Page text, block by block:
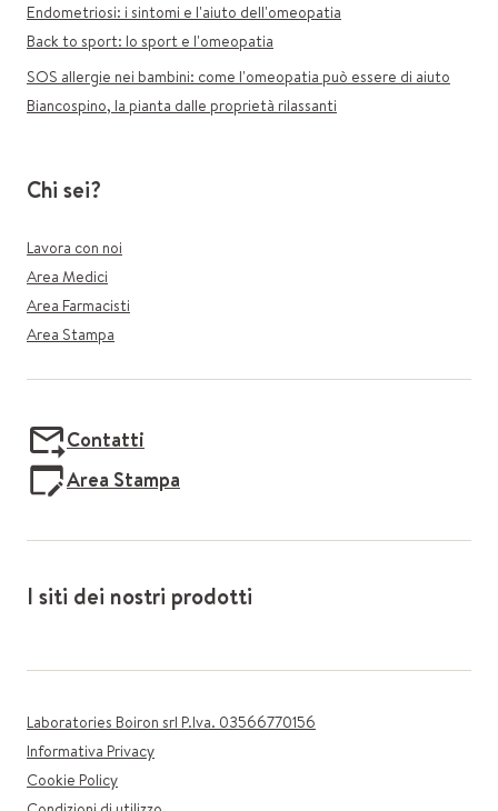
Endometriosi: i sintomi e l'aiuto dell'omeopatia
Back to sport: lo sport e l'omeopatia
SOS allergie nei bambini: come l'omeopatia può essere di aiuto
Biancospino, la pianta dalle proprietà rilassanti
Chi sei?
Lavora con noi
Area Medici
Area Farmacisti
Area Stampa
Contatti
Area Stampa
I siti dei nostri prodotti
Laboratories Boiron srl P.Iva. 03566770156
Informativa Privacy
Cookie Policy